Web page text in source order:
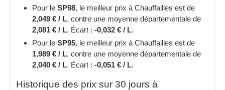
Pour leSP98, le meilleur prix à Chauffailles est de
2,049 € / L, contre une moyenne départementale de
2,081 € / L. Écart :-0,032 € / L.
Pour leSP95, le meilleur prix à Chauffailles est de
1,989 € / L, contre une moyenne départementale de
2,040 € / L. Écart :-0,051 € / L.
Historique des prix sur 30 jours à